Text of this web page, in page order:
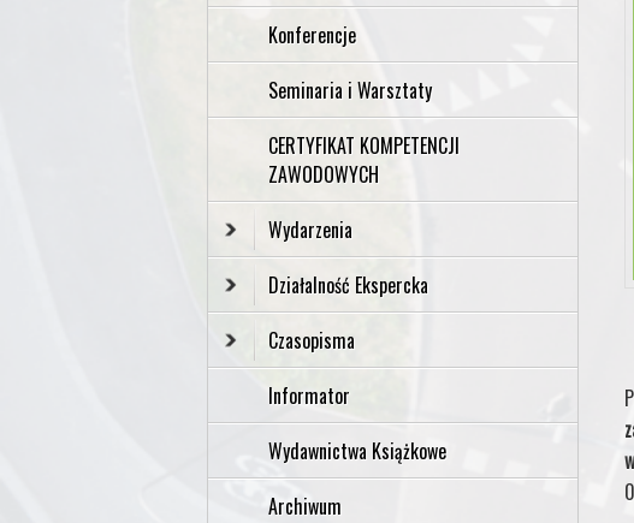
Konferencje
Seminaria i Warsztaty
CERTYFIKAT KOMPETENCJI
ZAWODOWYCH
Wydarzenia
Działalność Ekspercka
Czasopisma
Informator
Wydawnictwa Książkowe
Archiwum